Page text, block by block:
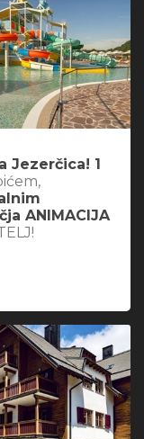
Jezerčica! 1
ANIMACIJA